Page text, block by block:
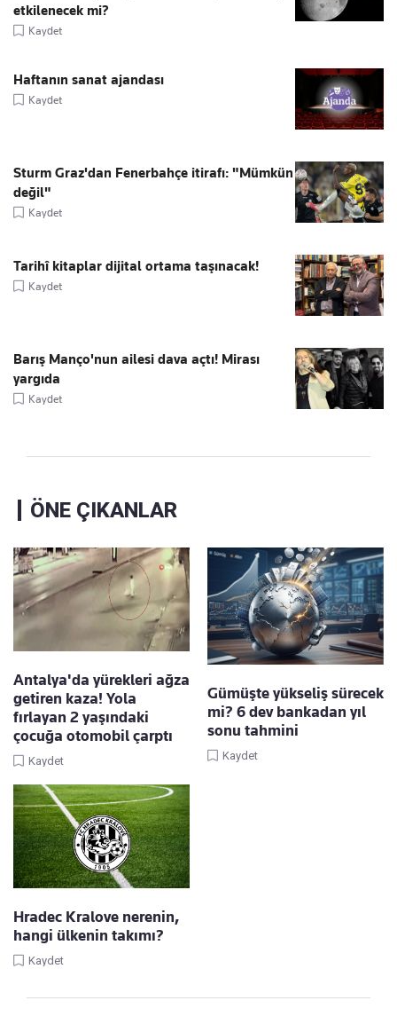
etkilenecek mi?
Kaydet
Haftanın sanat ajandası
Kaydet
Sturm Graz'dan Fenerbahçe itirafı: "Mümkün
değil"
Kaydet
Tarihî kitaplar dijital ortama taşınacak!
Kaydet
Barış Manço'nun ailesi dava açtı! Mirası
yargıda
Kaydet
ÖNE ÇIKANLAR
Antalya'da yürekleri ağza
getiren kaza! Yola
fırlayan 2 yaşındaki
çocuğa otomobil çarptı
Kaydet
Gümüşte yükseliş sürecek
mi? 6 dev bankadan yıl
sonu tahmini
Kaydet
Hradec Kralove nerenin,
hangi ülkenin takımı?
Kaydet